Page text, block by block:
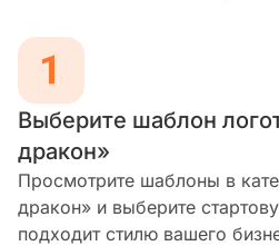
Выберите шаблон
дракон»
Просмотрите шаблоны в
дракон» и выберите
подходит стилю вашего